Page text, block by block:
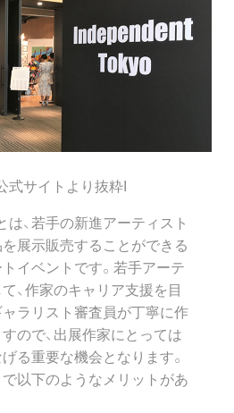
式サイトより抜粋I
、若手の新進アーティスト
展示販売することができる
イベントです。若手アーテ
、作家のキャリア支援を目
ラリスト審査員が丁寧に作
ので、出展作家にとっては
る重要な機会となります。
以下のようなメリットがあ